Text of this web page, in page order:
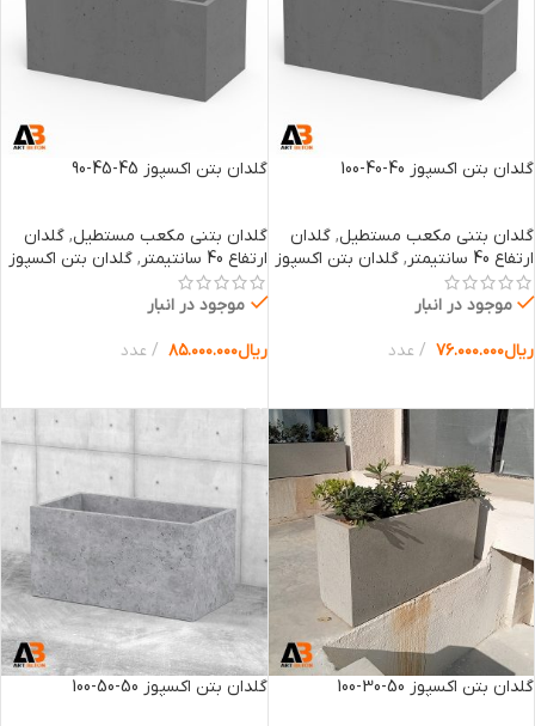
گلدان بتن اکسپوز 40-40-100
گلدان بتنی مکعب مستطیل, گلدان
ارتفاع 40 سانتیمتر
, گلدان بتن اکسپوز
موجود در انبار
ریال۷۶.۰۰۰.۰۰۰ عدد
گلدان بتن اکسپوز 45-45-90
گلدان بتنی مکعب مستطیل, گلدان
ارتفاع 40 سانتیمتر
, گلدان بتن اکسپوز
موجود در انبار
ریال۸۵.۰۰۰.۰۰۰ عدد
گلدان بتن اکسپوز 50-30-100 گلدان بتن اکسپوز 50-50-100